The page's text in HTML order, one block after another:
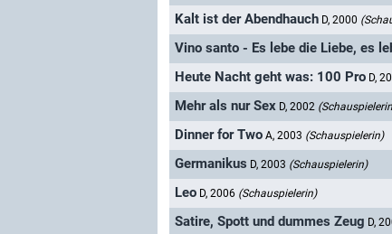
Kalt ist der Abendhauch D, 2000
Vino santo - Es lebe die Liebe, es
Heute Nacht geht was: 100 Pro D,
Mehr als nur Sex D, 2002
Dinner for Two A, 2003 (Schauspielerin)
Germanikus D, 2003 (Schauspielerin)
Leo D, 2006 (Schauspielerin)
Satire, Spott und dummes Zeug D,